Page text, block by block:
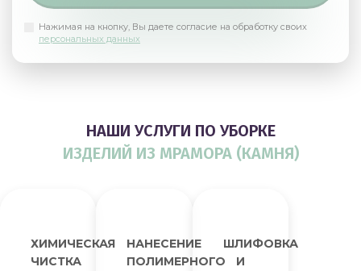
Нажимая на кнопку, Вы даете согласие на обработку своих
персональных данных
НАШИ УСЛУГИ ПО УБОРКЕ
ИЗДЕЛИЙ ИЗ МРАМОРА (КАМНЯ)
ХИМИЧЕСКАЯ
ЧИСТКА
НАНЕСЕНИЕ
ПОЛИМЕРНОГО
ШЛИФОВКА
И